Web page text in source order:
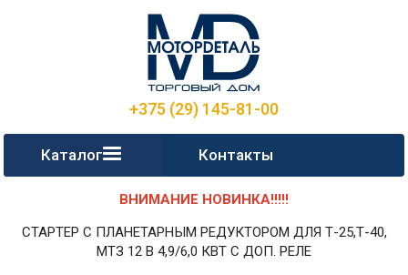
+375 (29) 145-81-00
Каталог Контакты
ВНИМАНИЕ НОВИНКА!!!!!
СТАРТЕР С ПЛАНЕТАРНЫМ РЕДУКТОРОМ ДЛЯ Т-25,Т-40,
МТЗ 12 В 4,9/6,0 КВТ С ДОП. РЕЛЕ